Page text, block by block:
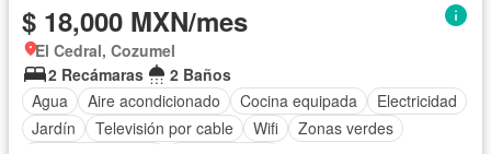
$ 18,000 MXN/mes
El Cedral, Cozumel
2 Recámaras
2 Baños
Agua
Aire acondicionado Cocina equipada
Electricidad
Jardín
Televisión por cable Wifi
Zonas verdes